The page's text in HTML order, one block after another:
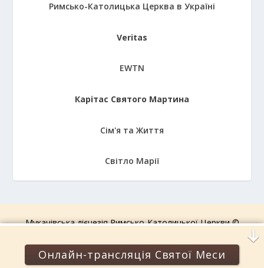
Римсько-Католицька Церква в Україні
Veritas
EWTN
Карітас Святого Мартина
Сім'я та Життя
Світло Марії
Мукачівська дієцезія Римсько-Католицької Церкви ©
Усі права захищені!
Онлайн-трансляція Святої Меси